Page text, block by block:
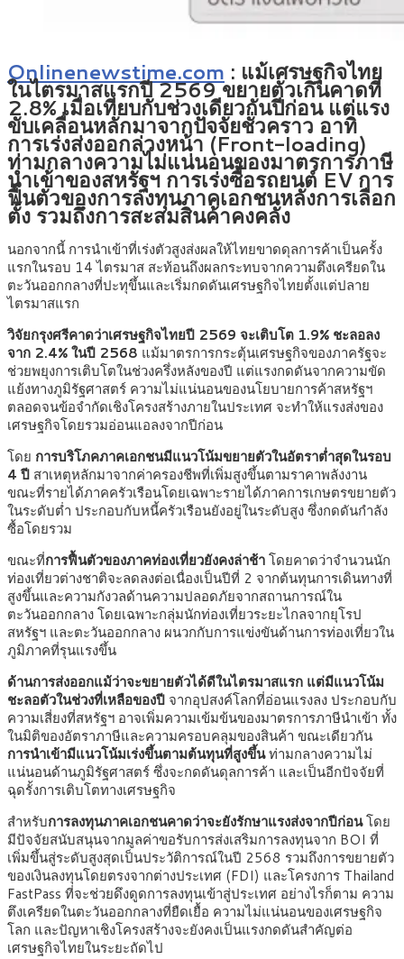
Onlinenewstime.com : แม้เศรษฐกิจไทย
ในไตรมาสแรกปี 2569 ขยายตัวเกินคาดที่
2.8% เมื่อเทียบกับช่วงเดียวกันปีก่อน แต่แรง
ขับเคลื่อนหลักมาจากปัจจัยชั่วคราว อาทิ
การเร่งส่งออกล่วงหน้า (Front-loading)
ท่ามกลางความไม่แน่นอนของมาตรการภาษี
นำเข้าของสหรัฐฯ การเร่งซื้อรถยนต์ EV การ
ฟื้นตัวของการลงทุนภาคเอกชนหลังการเลือก
ตั้ง รวมถึงการสะสมสินค้าคงคลัง
นอกจากนี้ การนำเข้าที่เร่งตัวสูงส่งผลให้ไทยขาดดุลการค้าเป็นครั้ง
แรกในรอบ 14 ไตรมาส สะท้อนถึงผลกระทบจากความตึงเครียดใน
ตะวันออกกลางที่ปะทุขึ้นและเริ่มกดดันเศรษฐกิจไทยตั้งแต่ปลาย
ไตรมาสแรก
วิจัยกรุงศรีคาดว่าเศรษฐกิจไทยปี 2569 จะเติบโต 1.9% ชะลอลง
จาก 2.4% ในปี 2568 แม้มาตรการกระตุ้นเศรษฐกิจของภาครัฐจะ
ช่วยพยุงการเติบโตในช่วงครึ่งหลังของปี แต่แรงกดดันจากความขัด
แย้งทางภูมิรัฐศาสตร์ ความไม่แน่นอนของนโยบายการค้าสหรัฐฯ
ตลอดจนข้อจำกัดเชิงโครงสร้างภายในประเทศ จะทำให้แรงส่งของ
เศรษฐกิจโดยรวมอ่อนแอลงจากปีก่อน
โดย การบริโภคภาคเอกชนมีแนวโน้มขยายตัวในอัตราต่ำสุดในรอบ
4 ปี สาเหตุหลักมาจากค่าครองชีพที่เพิ่มสูงขึ้นตามราคาพลังงาน
ขณะที่รายได้ภาคครัวเรือนโดยเฉพาะรายได้ภาคการเกษตรขยายตัว
ในระดับต่ำ ประกอบกับหนี้ครัวเรือนยังอยู่ในระดับสูง ซึ่งกดดันกำลัง
ซื้อโดยรวม
ขณะที่การฟื้นตัวของภาคท่องเที่ยวยังคงล่าช้าโดยคาดว่าจำนวนนัก
ท่องเที่ยวต่างชาติจะลดลงต่อเนื่องเป็นปีที่ 2 จากต้นทุนการเดินทางที่
สูงขึ้นและความกังวลด้านความปลอดภัยจากสถานการณ์ใน
ตะวันออกกลาง โดยเฉพาะกลุ่มนักท่องเที่ยวระยะไกลจากยุโรป
สหรัฐฯ และตะวันออกกลาง ผนวกกับการแข่งขันด้านการท่องเที่ยวใน
ภูมิภาคที่รุนแรงขึ้น
ด้านการส่งออกแม้ว่าจะขยายตัวได้ดีในไตรมาสแรก แต่มีแนวโน้ม
ชะลอตัวในช่วงที่เหลือของปี จากอุปสงค์โลกที่อ่อนแรงลง ประกอบกับ
ความเสี่ยงที่สหรัฐฯ อาจเพิ่มความเข้มข้นของมาตรการภาษีนำเข้า ทั้ง
ในมิติของอัตราภาษีและความครอบคลุมของสินค้า ขณะเดียวกัน
การนำเข้ามีแนวโน้มเร่งขึ้นตามต้นทุนที่สูงขึ้นท่ามกลางความไม่
แน่นอนด้านภูมิรัฐศาสตร์ ซึ่งจะกดดันดุลการค้า และเป็นอีกปัจจัยที่
ฉุดรั้งการเติบโตทางเศรษฐกิจ
สำหรับการลงทุนภาคเอกชนคาดว่าจะยังรักษาแรงส่งจากปีก่อนโดย
มีปัจจัยสนับสนุนจากมูลค่าขอรับการส่งเสริมการลงทุนจาก BOI ที่
เพิ่มขึ้นสู่ระดับสูงสุดเป็นประวัติการณ์ในปี 2568 รวมถึงการขยายตัว
ของเงินลงทุนโดยตรงจากต่างประเทศ (FDI) และโครงการ Thailand
FastPass ที่จะช่วยดึงดูดการลงทุนเข้าสู่ประเทศ อย่างไรก็ตาม ความ
ตึงเครียดในตะวันออกกลางที่ยืดเยื้อ ความไม่แน่นอนของเศรษฐกิจ
โลก และปัญหาเชิงโครงสร้างจะยังคงเป็นแรงกดดันสำคัญต่อ
เศรษฐกิจไทยในระยะถัดไป